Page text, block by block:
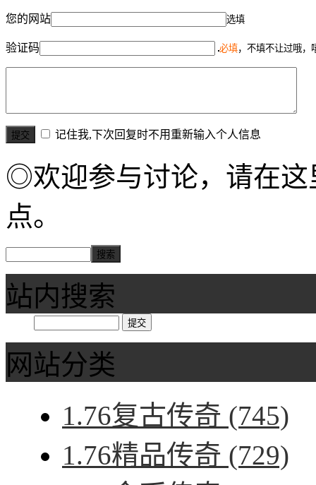
您的网站 选填
验证码 必填，不填不让过哦，
记住我,下次回复时不用重新输入个人信息
◎欢迎参与讨论，请在这
点。
站内搜索
网站分类
1.76复古传奇 (745)
1.76精品传奇 (729)